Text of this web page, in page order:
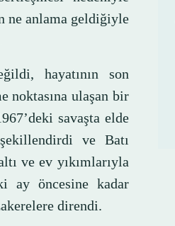
ne anlama geldiğiyle
hayatının son
noktasına ulaşan bir
savaşta elde
ve Batı
ve ev yıkımlarıyla
ay öncesine kadar
direndi.